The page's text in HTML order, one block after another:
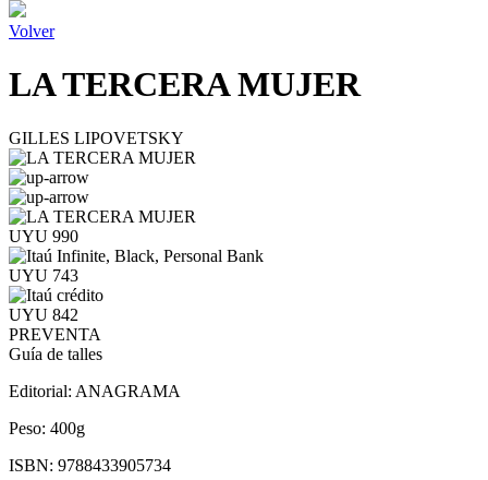
Volver
LA TERCERA MUJER
GILLES LIPOVETSKY
UYU 990
UYU 743
UYU 842
PREVENTA
Guía de talles
Editorial: ANAGRAMA
Peso: 400g
ISBN: 9788433905734